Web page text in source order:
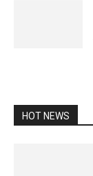
HOT NEWS